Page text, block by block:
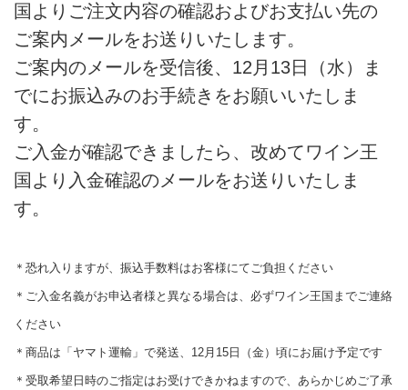
国よりご注文内容の確認およびお支払い先の
ご案内メールをお送りいたします。
ご案内のメールを受信後、12月13日（水）ま
でにお振込みのお手続きをお願いいたしま
す。
ご入金が確認できましたら、改めてワイン王
国より入金確認のメールをお送りいたしま
す。
＊恐れ入りますが、振込手数料はお客様にてご負担ください
＊ご入金名義がお申込者様と異なる場合は、必ずワイン王国までご連絡
ください
＊商品は「ヤマト運輸」で発送、12月15日（金）頃にお届け予定です
＊受取希望日時のご指定はお受けできかねますので、あらかじめご了承